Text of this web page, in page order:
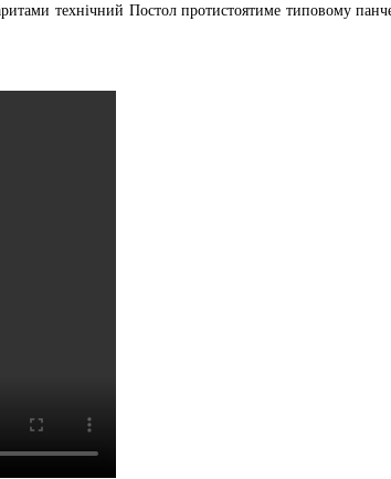
технічний Постол протистоятиме типовому